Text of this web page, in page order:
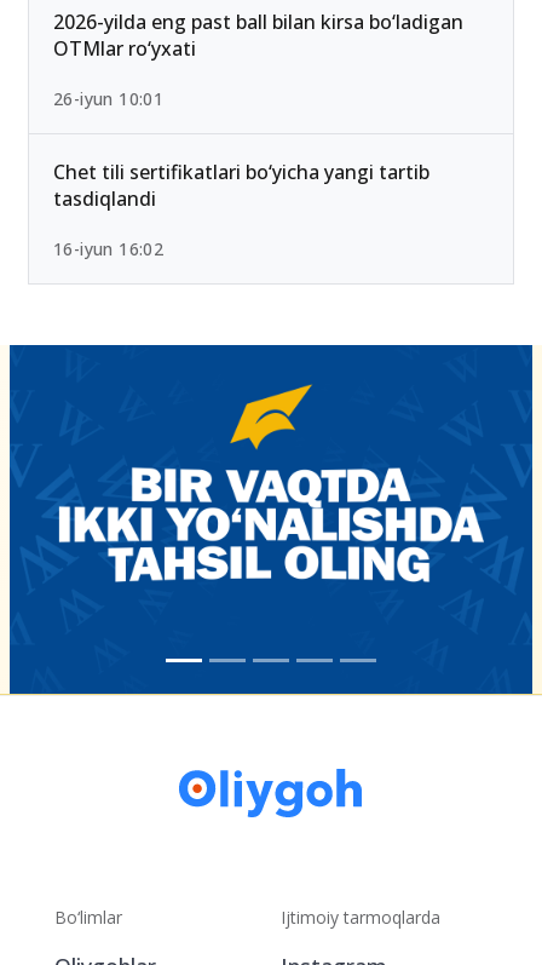
15-iyun 10:27
2026-yilda eng past ball bilan kirsa bo‘ladigan
OTMlar ro‘yxati
26-iyun 10:01
Chet tili sertifikatlari bo‘yicha yangi tartib
tasdiqlandi